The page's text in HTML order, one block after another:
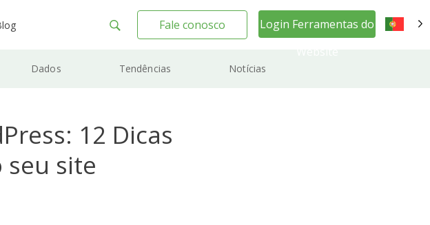
Fale conosco
Login Ferramentas do
Dados Tendências Notícias
12 Dicas
seu site